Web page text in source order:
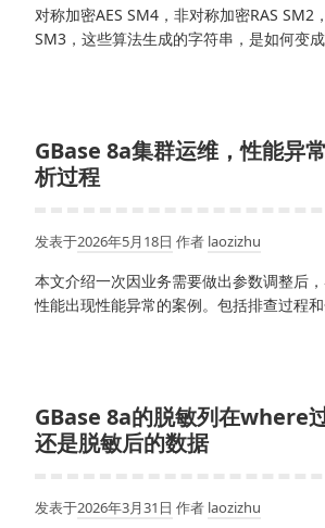
对称加密AES SM4，非对称加密RAS SM2
SM3，这些算法生成的字符串，是如何变成
GBase 8a集群运维，性能异
析过程
发表于2026年5月18日 作者 laozizhu
本文介绍一次因业务需要做出参数调整后
性能出现性能异常的案例。包括排查过程和
GBase 8a的脱敏列在where
还是脱敏后的数据
发表于2026年3月31日 作者 laozizhu